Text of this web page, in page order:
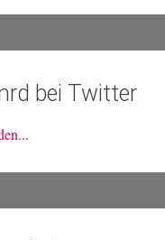
bei Twitter